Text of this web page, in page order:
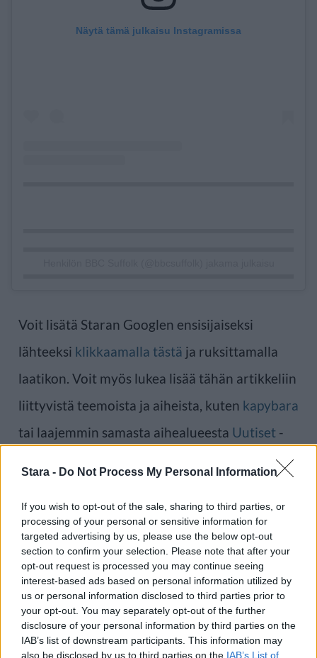
Stara - Do Not Process My Personal Information
If you wish to opt-out of the sale, sharing to third parties, or
processing of your personal or sensitive information for
targeted advertising by us, please use the below opt-out
section to confirm your selection. Please note that after your
opt-out request is processed you may continue seeing
interest-based ads based on personal information utilized by
us or personal information disclosed to third parties prior to
your opt-out. You may separately opt-out of the further
disclosure of your personal information by third parties on the
IAB’s list of downstream participants. This information may
also be disclosed by us to third parties on the IAB’s List of
Näytä tämä julkaisu Instagramissa
Voit lisätä Staran Googlen ensisijaiseksi
lähteeksi klikkaamalla tästä ja ruksittamalla
laatikon. Voit myös lukea lisää tähän artikkeliin
liittyvistä teemoista ja aiheista, kuten kapybara
tai laajemmin samasta aihealueesta Uutiset -
Ilmoita virheestä·Tietoa meistä·Toimitusperiaatteet